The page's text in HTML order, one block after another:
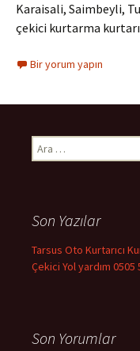
Karaisali, Saimbeyli,
çekici kurtarma
Bir yorum yapın
r
:Son Yazılar
Tarsus Oto Kurtarıcı
Çekici Yol yardım 0505
Son Yorumlar